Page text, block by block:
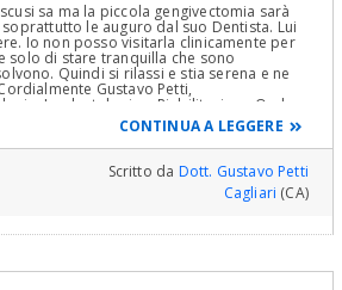
sa ma la piccola gengivectomia sarà
le auguro dal suo Dentista. Lui
Io non posso visitarla clinicamente per
solo di stare tranquilla che sono
Quindi si rilassi e stia serena e ne
Gustavo Petti,
Implantologia e Riabilitazione Orale
Complessi ed Ortodonzia e Pedodonzia la
CONTINUA A LEGGERE
Scritto da Dott. Gustavo Petti
Cagliari (CA)